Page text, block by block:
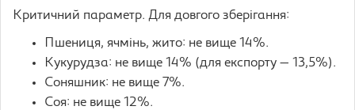
Критичний параметр. Для довгого зберігання:
Пшениця, ячмінь, жито: не вище 14%.
Кукурудза: не вище 14% (для експорту — 13,5%).
Соняшник: не вище 7%.
Соя: не вище 12%.